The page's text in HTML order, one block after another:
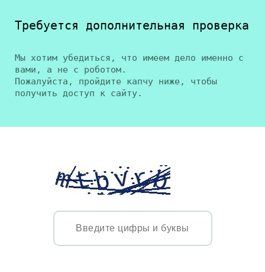
Требуется дополнительная проверка
Мы хотим убедиться, что имеем дело именно с
вами, а не с роботом.
Пожалуйста, пройдите капчу ниже, чтобы
получить доступ к сайту.